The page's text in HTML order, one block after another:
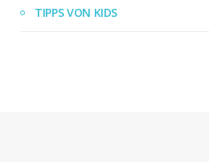
TIPPS VON KIDS